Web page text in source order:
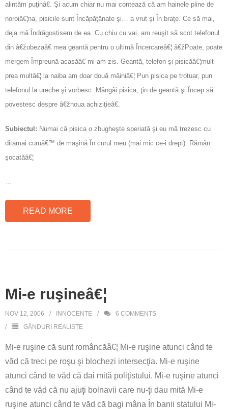
alintăm puţinâ€. Şi acum chiar nu mai contează că am hainele pline de
noroiâ€¦na, pisicile sunt Încăpăţânate şi… a vrut şi În braţe. Ce să mai,
deja mă Îndrăgostisem de ea. Cu chiu cu vai, am reuşit să scot telefonul
din â€žobezaâ€ mea geantă pentru o ultimă Încercareâ€¦ â€žPoate, poate
mergem Împreună acasăâ€ mi-am zis. Geantă, telefon şi pisicăâ€¦mult
prea multâ€¦ la naiba am doar două mâiniâ€¦ Pun pisica pe trotuar, pun
telefonul la ureche şi vorbesc. Mângâi pisica, ţin de geantă şi Încep să
povestesc despre â€žnoua achiziţieâ€.
Subiectul: Numai că pisica o zbugheşte speriată şi eu mă trezesc cu
ditamai curuâ€™ de maşină În curul meu (mai mic ce-i drept). Rămân
şocatăâ€¦
…
READ MORE
Mi-e ruşineâ€¦
NOV 12, 2006 INNOCENTE 6 COMMENTS
GÂNDURI REALISTE
Mi-e ruşine că sunt româncăâ€¦ Mi-e ruşine atunci când te
văd că treci pe roşu şi blochezi intersecţia. Mi-e ruşine
atunci când te văd că dai mită poliţistului. Mi-e ruşine atunci
când te văd că nu ajuţi bolnavii care nu-ţi dau mită Mi-e
ruşine atunci când te văd că bagi mâna În banii statului Mi-